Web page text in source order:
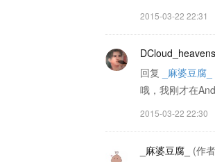
2015-03-22 22:31
回复
_麻婆豆腐_
哦，我刚才在
2015-03-22 22:30
_麻婆豆腐_
(作